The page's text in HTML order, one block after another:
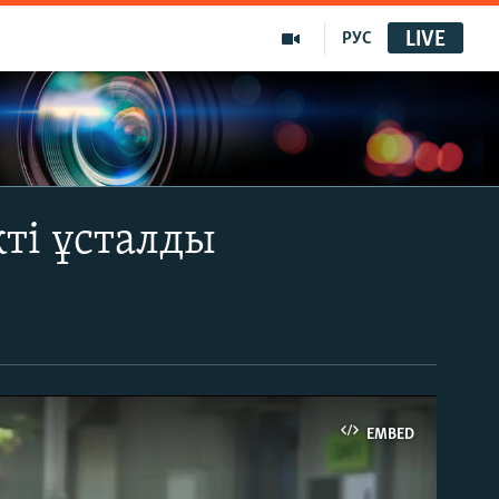
РУС LIVE
ұсталды
EMBED